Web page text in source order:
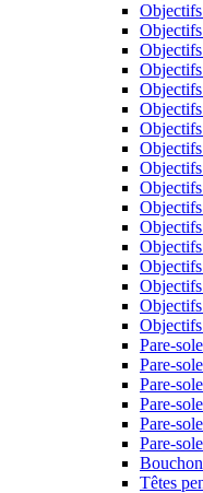
Pare-
Pare-
Pare-
Pare-
Pare-
Pare-
Têtes